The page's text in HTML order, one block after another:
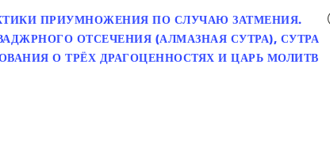
ПРИУМНОЖЕНИЯ ПО СЛУЧАЮ ЗАТМЕНИЯ.
ОТСЕЧЕНИЯ (АЛМАЗНАЯ СУТРА), СУТРА
О ТРЁХ ДРАГОЦЕННОСТЯХ И ЦАРЬ МОЛИТВ